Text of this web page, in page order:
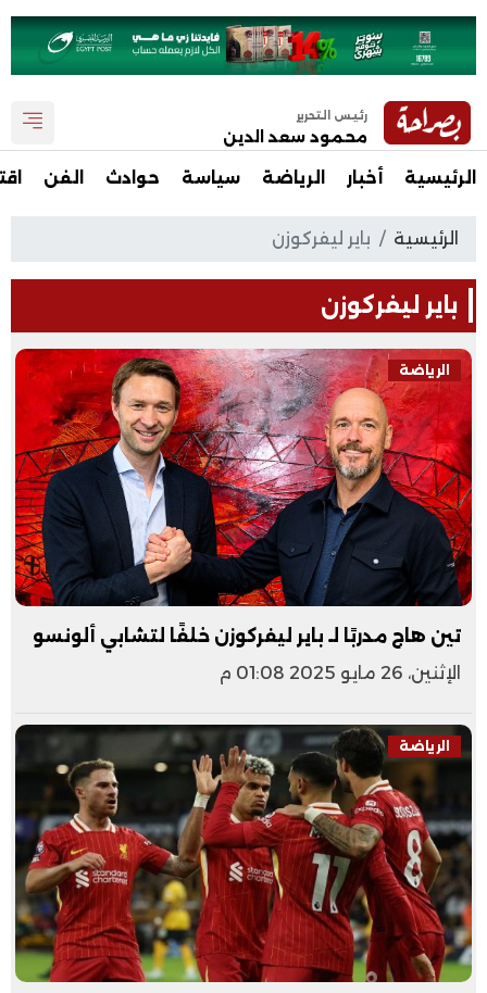
رئيس التحرير
محمود سعد الدين
الرئيسية أخبار الرياضة سياسة حوادث الفن
الرئيسية باير ليفركوزن
باير ليفركوزن
الرياضة
تين هاج مدربًا لـ باير ليفركوزن خلفًا لتشابي ألونسو
الإثنين، 26 مايو 2025 01:08 م
الرياضة